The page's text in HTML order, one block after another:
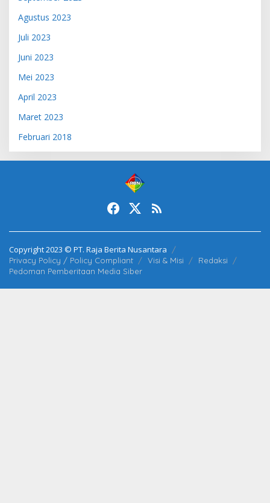
Agustus 2023
Juli 2023
Juni 2023
Mei 2023
April 2023
Maret 2023
Februari 2018
Copyright 2023 © PT. Raja Berita Nusantara
Privacy Policy / Policy Compliant Visi & Misi
Redaksi
Pedoman Pemberitaan Media Siber